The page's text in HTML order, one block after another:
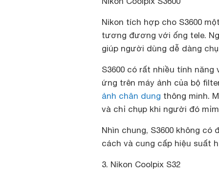
Nikon tích hợp cho S3600
tương đương với ống tele.
giúp người dùng dễ dàng
S3600 có rất nhiều tính
ứng trên máy ảnh của bộ
ảnh chân dung thông minh.
và chỉ chụp khi người đó
Nhìn chung, S3600 không
cách và cung cấp hiệu suất
3. Nikon Coolpix S32